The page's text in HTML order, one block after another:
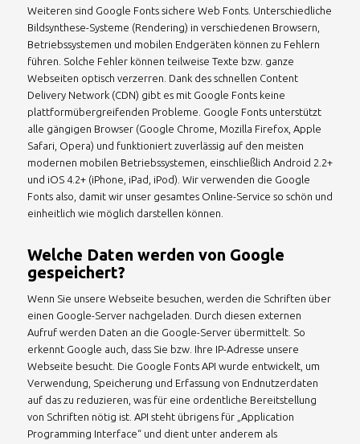
Weiteren sind Google Fonts sichere Web Fonts. Unterschiedliche
Bildsynthese-Systeme (Rendering) in verschiedenen Browsern,
Betriebssystemen und mobilen Endgeräten können zu Fehlern
führen. Solche Fehler können teilweise Texte bzw. ganze
Webseiten optisch verzerren. Dank des schnellen Content
Delivery Network (CDN) gibt es mit Google Fonts keine
plattformübergreifenden Probleme. Google Fonts unterstützt
alle gängigen Browser (Google Chrome, Mozilla Firefox, Apple
Safari, Opera) und funktioniert zuverlässig auf den meisten
modernen mobilen Betriebssystemen, einschließlich Android 2.2+
und iOS 4.2+ (iPhone, iPad, iPod). Wir verwenden die Google
Fonts also, damit wir unser gesamtes Online-Service so schön und
einheitlich wie möglich darstellen können.
Welche Daten werden von Google
gespeichert?
Wenn Sie unsere Webseite besuchen, werden die Schriften über
einen Google-Server nachgeladen. Durch diesen externen
Aufruf werden Daten an die Google-Server übermittelt. So
erkennt Google auch, dass Sie bzw. Ihre IP-Adresse unsere
Webseite besucht. Die Google Fonts API wurde entwickelt, um
Verwendung, Speicherung und Erfassung von Endnutzerdaten
auf das zu reduzieren, was für eine ordentliche Bereitstellung
von Schriften nötig ist. API steht übrigens für „Application
Programming Interface“ und dient unter anderem als